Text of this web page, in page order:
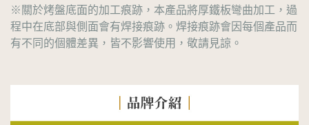
※關於烤盤底面的加工痕跡，本產品將厚鐵板彎曲加工，過
程中在底部與側面會有焊接痕跡。焊接痕跡會因每個產品而
有不同的個體差異，皆不影響使用，敬請見諒。